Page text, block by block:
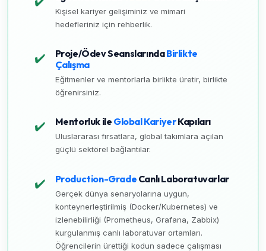
Kişisel kariyer gelişiminiz ve mimari
hedefleriniz için rehberlik.
✔️ Proje/Ödev SeanslarındaBirlikte
Çalışma
Eğitmenler ve mentorlarla birlikte üretir, birlikte
öğrenirsiniz.
✔️ Mentorluk ile Global KariyerKapıları
Uluslararası fırsatlara, global takımlara açılan
güçlü sektörel bağlantılar.
✔️ Production-Grade Canlı Laboratuvarlar
Gerçek dünya senaryolarına uygun,
konteynerleştirilmiş (Docker/Kubernetes) ve
izlenebilirliği (Prometheus, Grafana, Zabbix)
kurgulanmış canlı laboratuvar ortamları.
Öğrencilerin ürettiği kodun sadece çalışması